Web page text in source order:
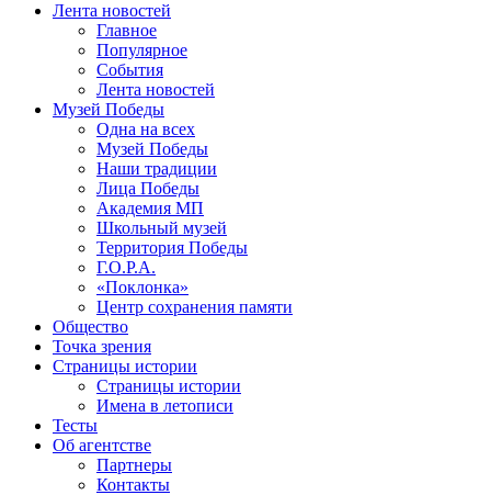
Лента новостей
Главное
Популярное
События
Лента новостей
Музей Победы
Одна на всех
Музей Победы
Наши традиции
Лица Победы
Академия МП
Школьный музей
Территория Победы
Г.О.Р.А.
«Поклонка»
Центр сохранения памяти
Общество
Точка зрения
Страницы истории
Страницы истории
Имена в летописи
Тесты
Об агентстве
Партнеры
Контакты